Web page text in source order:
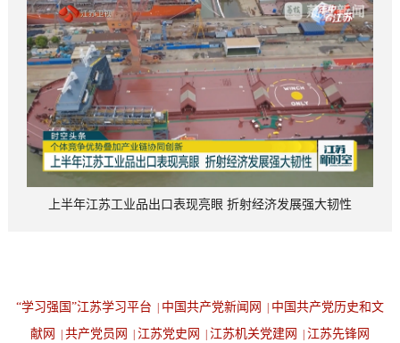
上半年江苏工业品出口表现亮眼 折射经济发展强大韧性
“学习强国”江苏学习平台 中国共产党新闻网
中国共产党历史和文
献网
共产党员网 江苏党史网 江苏机关党建网
江苏先锋网